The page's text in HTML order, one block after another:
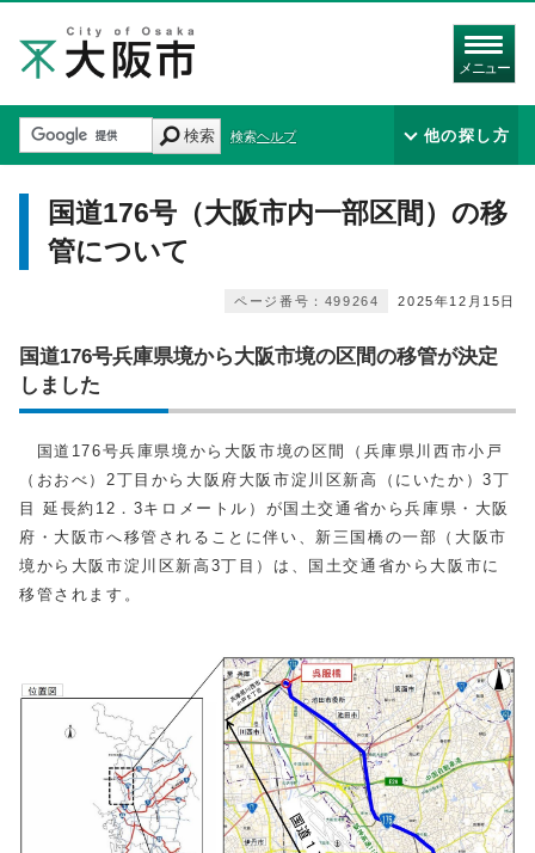
メニュー
検索 検索ヘルプ 他の探し方
国道176号（大阪市内一部区間）の移
管について
2025年12月15日
ページ番号：499264
国道176号兵庫県境から大阪市境の区間の移管が決定
しました
国道176号兵庫県境から大阪市境の区間（兵庫県川西市小戸
（おおべ）2丁目から大阪府大阪市淀川区新高（にいたか）3丁
目 延長約12．3キロメートル）が国土交通省から兵庫県・大阪
府・大阪市へ移管されることに伴い、新三国橋の一部（大阪市
境から大阪市淀川区新高3丁目）は、国土交通省から大阪市に
移管されます。